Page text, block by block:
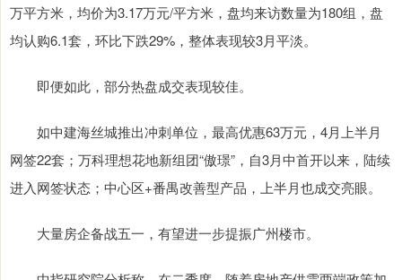
万平方米，均价为3.17万元/平方米，盘均来访数量为180组，盘
均认购6.1套，环比下跌29%，整体表现较3月平淡。
即便如此，部分热盘成交表现较佳。
如中建海丝城推出冲刺单位，最高优惠63万元，4月上半月
网签22套；万科理想花地新组团“傲璟”，自3月中首开以来，陆续
进入网签状态；中心区+番禺改善型产品，上半月也成交亮眼。
大量房企备战五一，有望进一步提振广州楼市。